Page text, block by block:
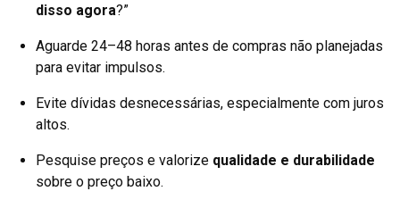
disso agora?”
Aguarde 24–48 horas antes de compras não planejadas
para evitar impulsos.
Evite dívidas desnecessárias, especialmente com juros
altos.
Pesquise preços e valorize qualidade e durabilidade
sobre o preço baixo.